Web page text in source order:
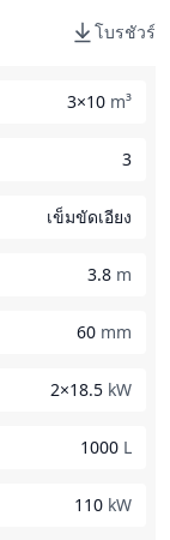
โบรชัวร์
3×10 m³
3
เข็มขัดเอียง
3.8 m
60 mm
2×18.5 kW
1000 L
110 kW